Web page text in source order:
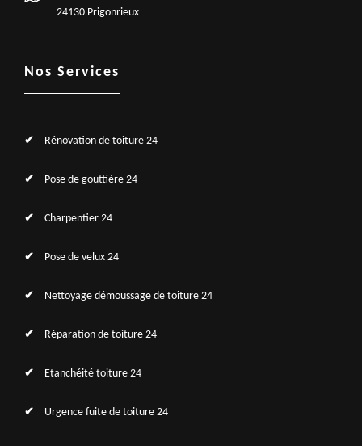
24130 Prigonrieux
Nos Services
Rénovation de toiture 24
Pose de gouttière 24
Charpentier 24
Pose de velux 24
Nettoyage démoussage de toiture 24
Réparation de toiture 24
Etanchéité toiture 24
Urgence fuite de toiture 24